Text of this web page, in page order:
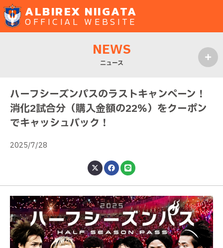
ALBIREX NIIGATA
OFFICIAL WEBSITE
NEWS
ニュース
ハーフシーズンパスのラストキャンペーン！
消化2試合分（購入金額の22％）をクーポン
でキャッシュバック！
2025/7/28